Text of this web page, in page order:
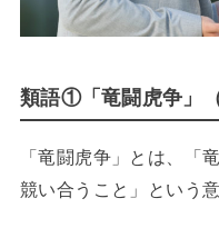
類語①「竜闘虎争」
「竜闘虎争」とは、「
競い合うこと」という意